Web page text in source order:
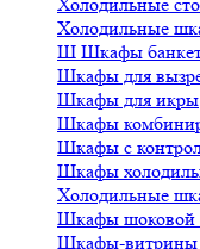
Холодильные
Ш Шкафы
Шкафы для
Шкафы для икры
Шкафы
Шкафы с
Шкафы
Холодильные
Шкафы шоковой
Шкафы-витрины